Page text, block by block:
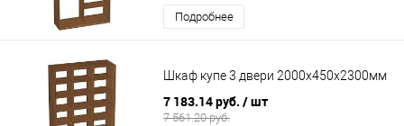
Подробнее
Шкаф купе 3 двери 2000х450х2300мм
7 183.14 руб. / шт
7 561.20 руб.